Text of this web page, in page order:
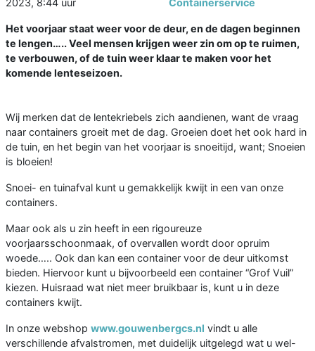
2023, 8:44 uur
Containerservice
Het voorjaar staat weer voor de deur, en de dagen beginnen
te lengen….. Veel mensen krijgen weer zin om op te ruimen,
te verbouwen, of de tuin weer klaar te maken voor het
komende lenteseizoen.
Wij merken dat de lentekriebels zich aandienen, want de vraag
naar containers groeit met de dag. Groeien doet het ook hard in
de tuin, en het begin van het voorjaar is snoeitijd, want; Snoeien
is bloeien!
Snoei- en tuinafval kunt u gemakkelijk kwijt in een van onze
containers.
Maar ook als u zin heeft in een rigoureuze
voorjaarsschoonmaak, of overvallen wordt door opruim
woede….. Ook dan kan een container voor de deur uitkomst
bieden. Hiervoor kunt u bijvoorbeeld een container “Grof Vuil”
kiezen. Huisraad wat niet meer bruikbaar is, kunt u in deze
containers kwijt.
In onze webshop www.gouwenbergcs.nl vindt u alle
verschillende afvalstromen, met duidelijk uitgelegd wat u wel-